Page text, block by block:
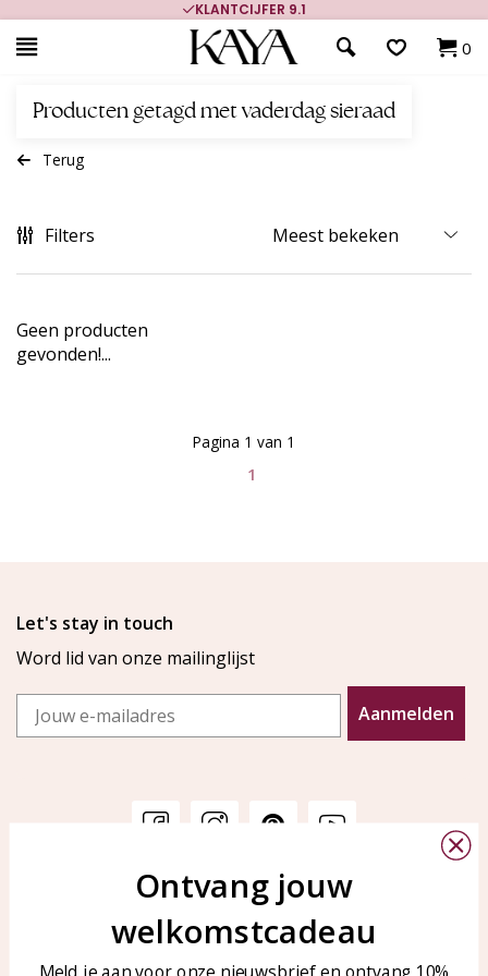
KLANTCIJFER 9.1
0
Producten getagd met vaderdag sieraad
Terug
Filters
Geen producten
gevonden!...
1
Pagina 1 van 1
Let's stay in touch
Word lid van onze mailinglijst
Email
Aanmelden
Veelgestelde vragen
Sieraden onderhouden
KAYA Sieraden
Bellen of WhatsApp Ma-Vr
tussen 09:00-17:00
Ontvang jouw
welkomstcadeau
Meld je aan voor onze nieuwsbrief en ontvang 10%